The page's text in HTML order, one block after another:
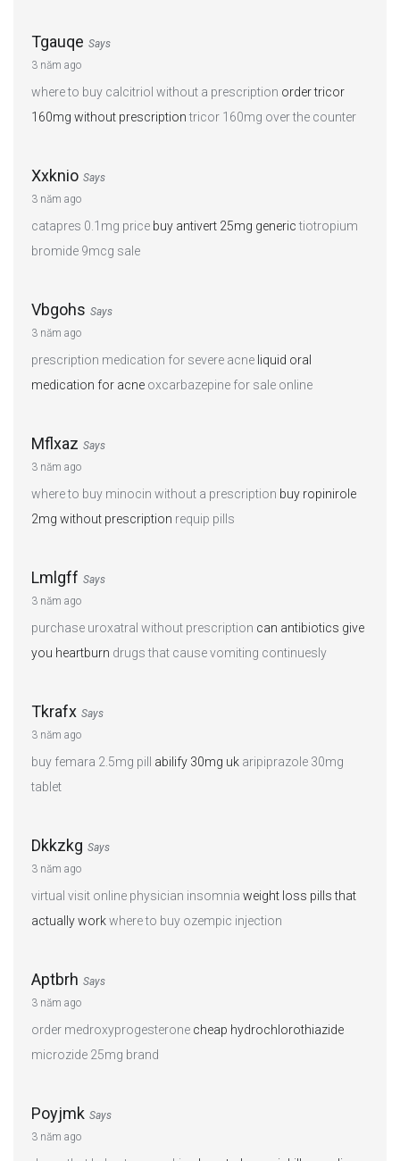
Tgauqe Says
3 năm ago
where to buy calcitriol without a prescription order tricor
160mg without prescriptiontricor 160mg over the counter
Xxknio Says
3 năm ago
catapres 0.1mg price buy antivert 25mg generictiotropium
bromide 9mcg sale
Vbgohs Says
3 năm ago
prescription medication for severe acne liquid oral
medication for acne oxcarbazepine for sale online
Mflxaz Says
3 năm ago
where to buy minocin without a prescription buy ropinirole
2mg without prescription requip pills
Lmlgff Says
3 năm ago
purchase uroxatral without prescription can antibiotics give
you heartburn drugs that cause vomiting continuesly
Tkrafx Says
3 năm ago
buy femara 2.5mg pill abilify 30mg uk aripiprazole 30mg
tablet
Dkkzkg Says
3 năm ago
virtual visit online physician insomnia weight loss pills that
actually workwhere to buy ozempic injection
Aptbrh Says
3 năm ago
order medroxyprogesterone cheap hydrochlorothiazide
microzide 25mg brand
Poyjmk Says
3 năm ago